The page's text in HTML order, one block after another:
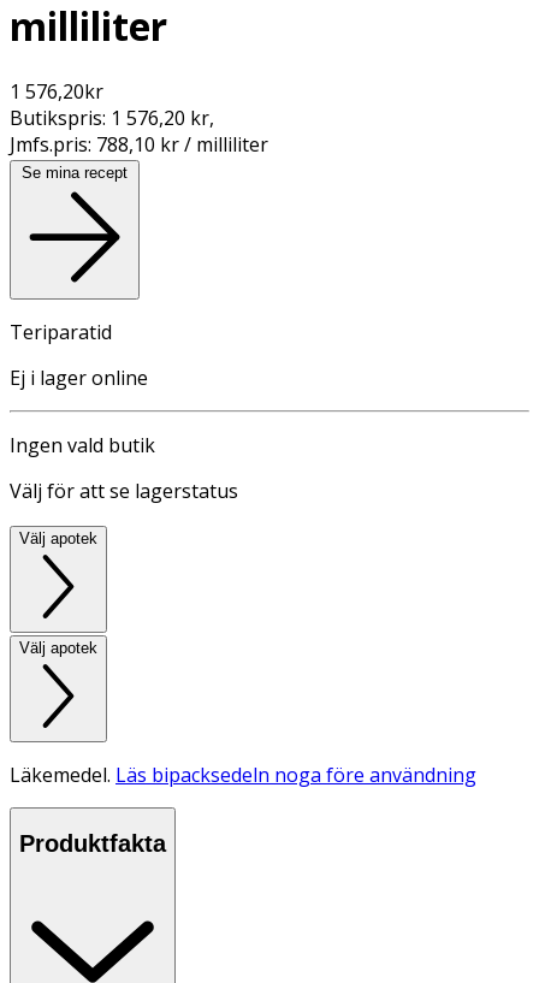
milliliter
1 576,20kr
Butikspris: 1 576,20 kr,
Jmfs.pris: 788,10 kr / milliliter
Se mina recept
Teriparatid
Ej i lager online
Ingen vald butik
Välj för att se lagerstatus
Välj apotek
Välj apotek
Läkemedel. Läs bipacksedeln noga före användning
Produktfakta